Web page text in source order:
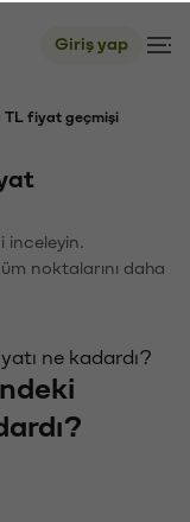
Giriş yap
TL fiyat geçmişi
inceleyin.
noktalarını daha
ne kadardı?